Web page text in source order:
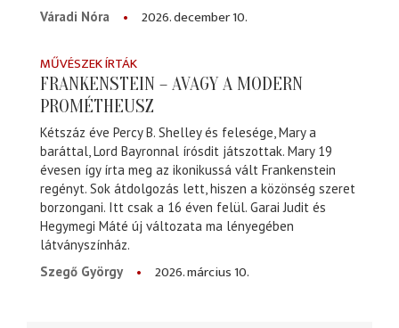
Váradi Nóra
2026. december 10.
MŰVÉSZEK ÍRTÁK
FRANKENSTEIN – AVAGY A MODERN
PROMÉTHEUSZ
Kétszáz éve Percy B. Shelley és felesége, Mary a
baráttal, Lord Bayronnal írósdit játszottak. Mary 19
évesen így írta meg az ikonikussá vált Frankenstein
regényt. Sok átdolgozás lett, hiszen a közönség szeret
borzongani. Itt csak a 16 éven felül. Garai Judit és
Hegymegi Máté új változata ma lényegében
látványszínház.
Szegő György
2026. március 10.